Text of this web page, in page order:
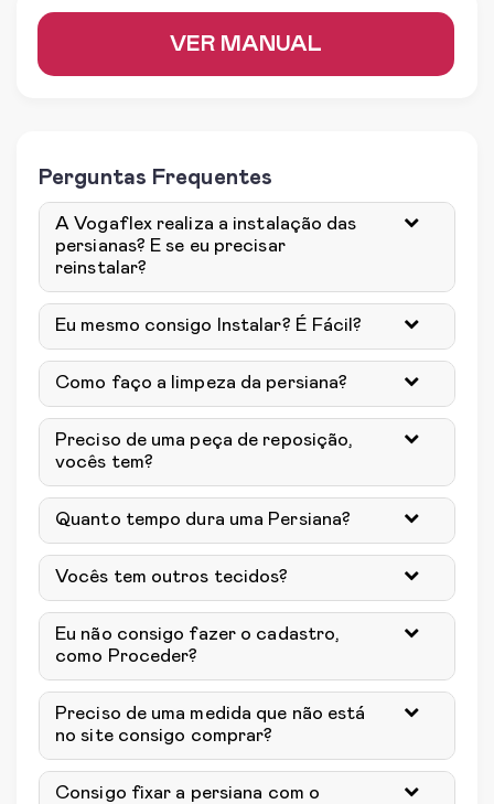
VER MANUAL
Perguntas Frequentes
A Vogaflex realiza a instalação das
persianas? E se eu precisar
reinstalar?
Eu mesmo consigo Instalar? É Fácil?
Como faço a limpeza da persiana?
Preciso de uma peça de reposição,
vocês tem?
Quanto tempo dura uma Persiana?
Vocês tem outros tecidos?
Eu não consigo fazer o cadastro,
como Proceder?
Preciso de uma medida que não está
no site consigo comprar?
Consigo fixar a persiana com o